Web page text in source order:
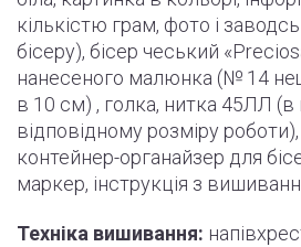
кількістю грам, фото і
бісеру), бісер чеський
нанесеного малюнка (№ 14
в 10 см) , голка, нитка 45ЛЛ (в
відповідному розміру роботи)
контейнер-органайзер для
маркер, інструкція з
Техніка вишивання: